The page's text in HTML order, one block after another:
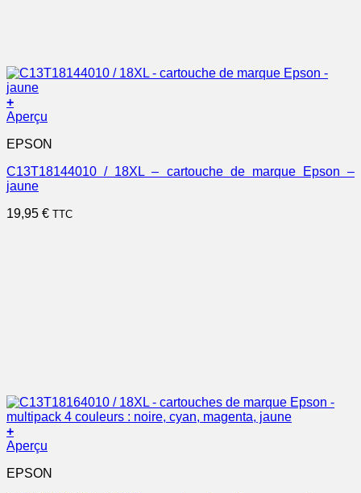
+
Aperçu
EPSON
C13T18144010 / 18XL – cartouche de marque Epson –
jaune
19,95 € TTC
+
Aperçu
EPSON